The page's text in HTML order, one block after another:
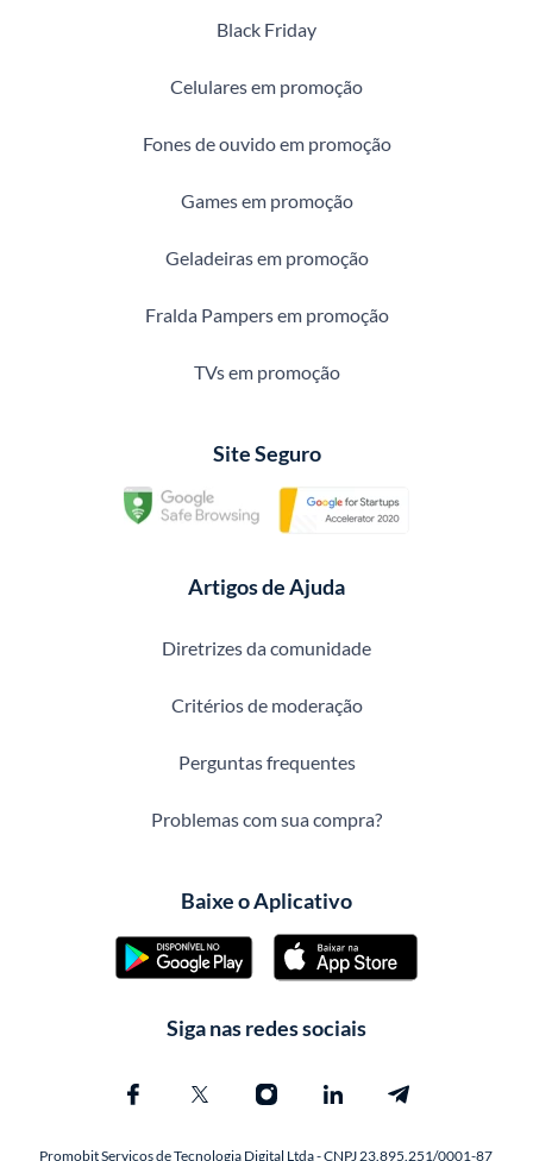
Black Friday
Celulares em promoção
Fones de ouvido em promoção
Games em promoção
Geladeiras em promoção
Fralda Pampers em promoção
TVs em promoção
Site Seguro
Artigos de Ajuda
Diretrizes da comunidade
Critérios de moderação
Perguntas frequentes
Problemas com sua compra?
Baixe o Aplicativo
Siga nas redes sociais
Promobit Servicos de Tecnologia Digital Ltda - CNPJ 23.895.251/0001-87